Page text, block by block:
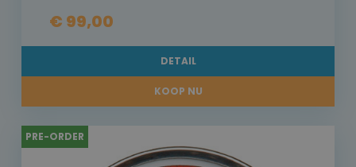
€ 99,00
DETAIL
KOOP NU
PRE-ORDER